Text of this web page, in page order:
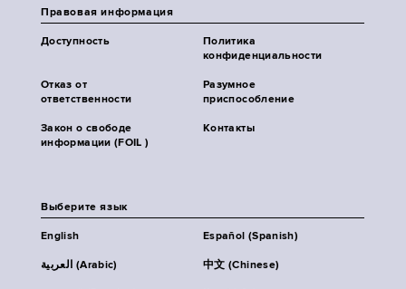
Правовая информация
Доступность
Политика
конфиденциальности
Отказ от
ответственности
Разумное
приспособление
Закон о свободе
информации (FOIL )
Контакты
Выберите язык
English Español (Spanish)
العربية (Arabic) 中文 (Chinese)